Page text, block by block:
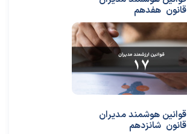
قانون هفدهم
قوانین هوشمند مدیران
قانون شانزدهم